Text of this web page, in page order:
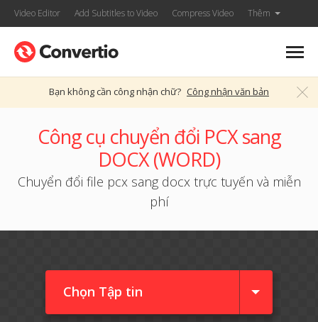
Video Editor Add Subtitles to Video Compress Video Thêm
Bạn không cần công nhận chữ? Công nhận văn bản
Công cụ chuyển đổi PCX sang
DOCX (WORD)
Chuyển đổi file pcx sang docx trực tuyến và miễn
phí
Chọn Tập tin